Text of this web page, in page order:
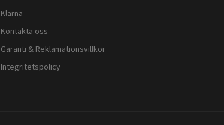
Klarna
Kontakta oss
Garanti & Reklamationsvillkor
Integritetspolicy